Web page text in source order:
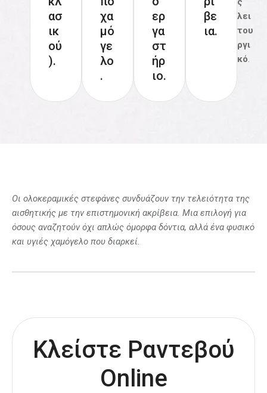
ασ
ικ
ού
).
χα
μό
γε
λο
.
ερ
γα
στ
ήρ
ιο.
βε
ια.
λει
του
ργι
κό
Οι ολοκεραμικές στεφάνες συνδυάζουν την τελειότητα της
αισθητικής με την επιστημονική ακρίβεια. Μια επιλογή για
όσους αναζητούν όχι απλώς όμορφα δόντια, αλλά ένα φυσικό
και υγιές χαμόγελο που διαρκεί.
Κλείστε Ραντεβού
Online